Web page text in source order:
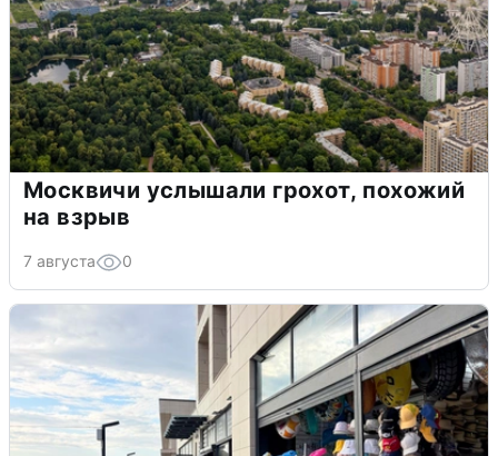
Москвичи услышали грохот, похожий
на взрыв
7 августа 0